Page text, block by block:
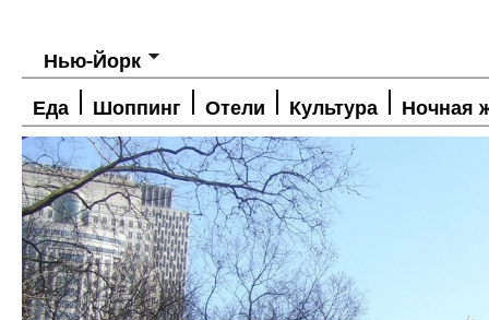
Нью-Йорк
Еда Шоппинг Отели Культура Ночная